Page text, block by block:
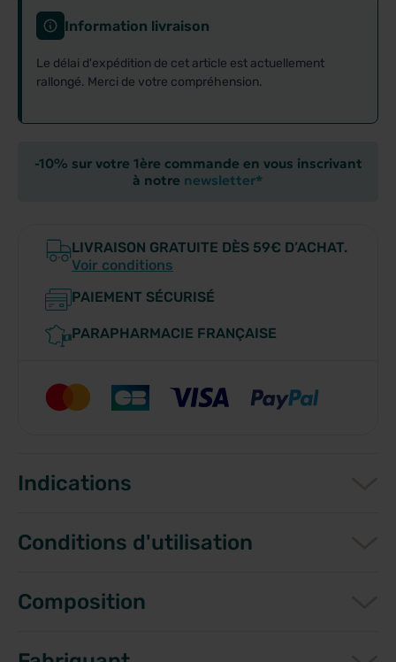
Information livraison
Le délai d'expédition de cet article est actuellement
rallongé. Merci de votre compréhension.
-10% sur votre 1ère commande en vous inscrivant
à notre newsletter*
LIVRAISON GRATUITE DÈS 59€ D’ACHAT.
Voir conditions
PAIEMENT SÉCURISÉ
PARAPHARMACIE FRANÇAISE
Indications
Conditions d'utilisation
Composition